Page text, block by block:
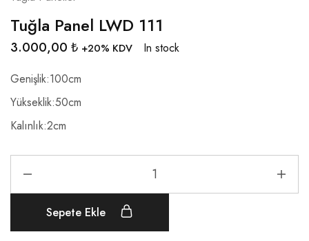
Tuğla Panel LWD 111
3.000,00 ₺ +20% KDV
In stock
Genişlik:100cm
Yükseklik:50cm
Kalınlık:2cm
Sepete Ekle